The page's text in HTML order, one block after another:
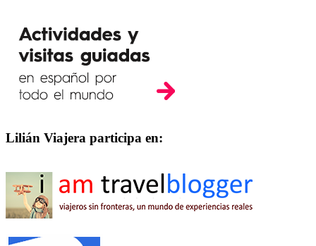
Lilián Viajera participa en: